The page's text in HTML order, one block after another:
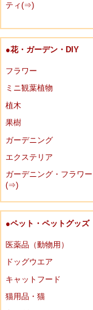
ティ(⇒)
●花・ガーデン・DIY
フラワー
ミニ観葉植物
植木
果樹
ガーデニング
エクステリア
ガーデニング・フラワー
(⇒)
●ペット・ペットグッズ
医薬品（動物用）
ドッグウエア
キャットフード
猫用品・猫